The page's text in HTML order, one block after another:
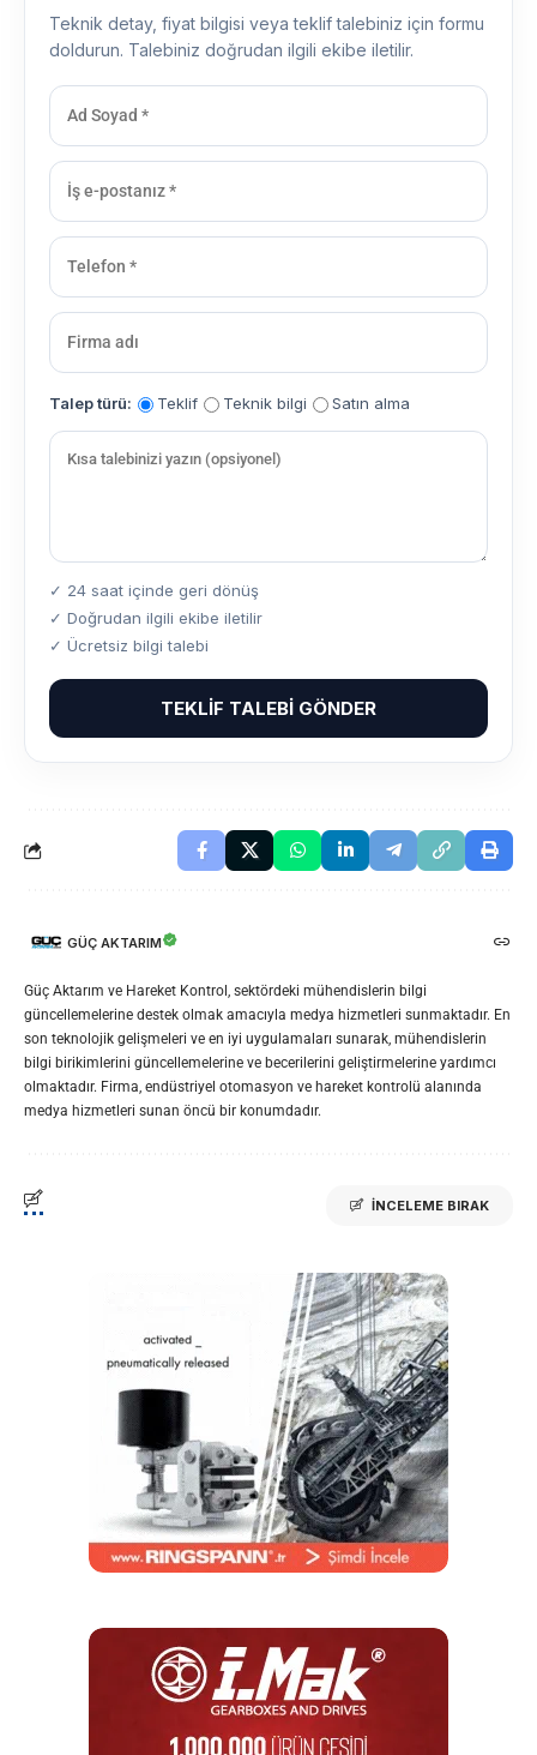
Teknik detay, fiyat bilgisi veya teklif talebiniz için formu
doldurun. Talebiniz doğrudan ilgili ekibe iletilir.
Talep türü: Teklif Teknik bilgi Satın alma
✓ 24 saat içinde geri dönüş
✓ Doğrudan ilgili ekibe iletilir
✓ Ücretsiz bilgi talebi
TEKLIF TALEBI GÖNDER
GÜÇ AKTARIM
Güç Aktarım ve Hareket Kontrol, sektördeki mühendislerin bilgi
güncellemelerine destek olmak amacıyla medya hizmetleri sunmaktadır. En
son teknolojik gelişmeleri ve en iyi uygulamaları sunarak, mühendislerin
bilgi birikimlerini güncellemelerine ve becerilerini geliştirmelerine yardımcı
olmaktadır. Firma, endüstriyel otomasyon ve hareket kontrolü alanında
medya hizmetleri sunan öncü bir konumdadır.
İNCELEME BIRAK